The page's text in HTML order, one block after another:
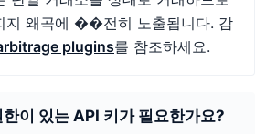
지 왜곡에 ��전히 노출됩니다. 감
plugins를 참조하세요.
이 있는 API 키가 필요한가요?